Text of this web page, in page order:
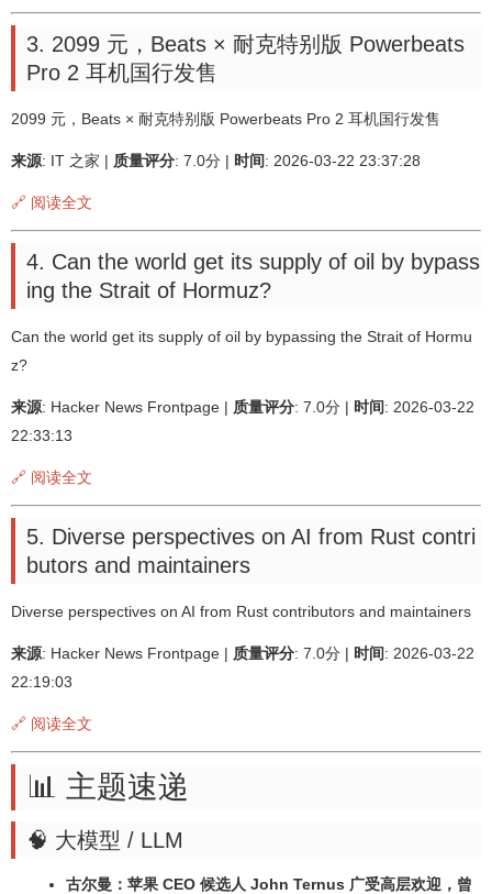
3. 2099 元，Beats × 耐克特别版 Powerbeats
Pro 2 耳机国行发售
2099 元，Beats × 耐克特别版 Powerbeats Pro 2 耳机国行发售
来源: IT 之家 | 质量评分: 7.0分 | 时间: 2026-03-22 23:37:28
🔗 阅读全文
4. Can the world get its supply of oil by bypass
ing the Strait of Hormuz?
Can the world get its supply of oil by bypassing the Strait of Hormu
z?
来源: Hacker News Frontpage | 质量评分: 7.0分 | 时间: 2026-03-22
22:33:13
🔗 阅读全文
5. Diverse perspectives on AI from Rust contri
butors and maintainers
Diverse perspectives on AI from Rust contributors and maintainers
来源: Hacker News Frontpage | 质量评分: 7.0分 | 时间: 2026-03-22
22:19:03
🔗 阅读全文
📊 主题速递
🧠 大模型 / LLM
古尔曼：苹果 CEO 候选人 John Ternus 广受高层欢迎，曾